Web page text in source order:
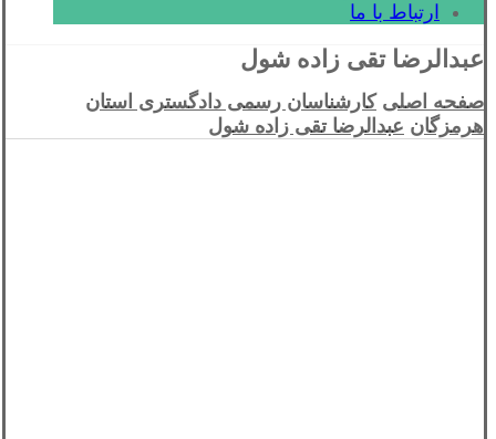
ارتباط با ما
عبدالرضا تقی زاده شول
صفحه اصلی کارشناسان رسمی دادگستری استان
هرمزگان عبدالرضا تقی زاده شول